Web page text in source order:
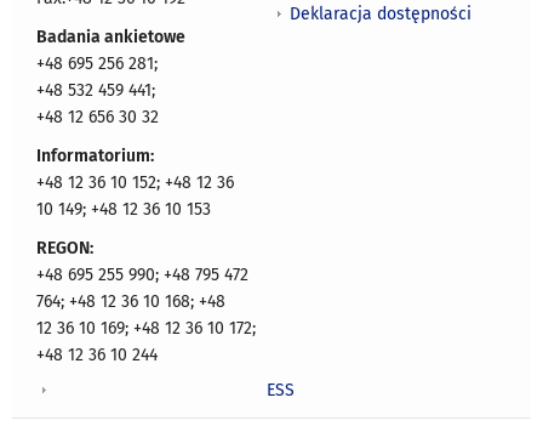
Badania ankietowe
+48 695 256 281;
+48 532 459 441;
+48 12 656 30 32
Informatorium:
+48 12 36 10 152; +48 12 36
10 149; +48 12 36 10 153
REGON:
+48 695 255 990; +48 795 472
764; +48 12 36 10 168; +48
12 36 10 169; +48 12 36 10 172;
+48 12 36 10 244
Deklaracja dostępności
ESS